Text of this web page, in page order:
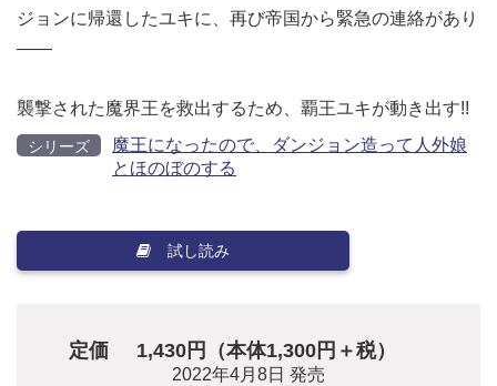
ジョンに帰還したユキに、再び帝国から緊急の連絡があり
――
襲撃された魔界王を救出するため、覇王ユキが動き出す!!
シリーズ
魔王になったので、ダンジョン造って人外娘
とほのぼのする
試し読み
定価 1,430円（本体1,300円＋税）
2022年4月8日 発売